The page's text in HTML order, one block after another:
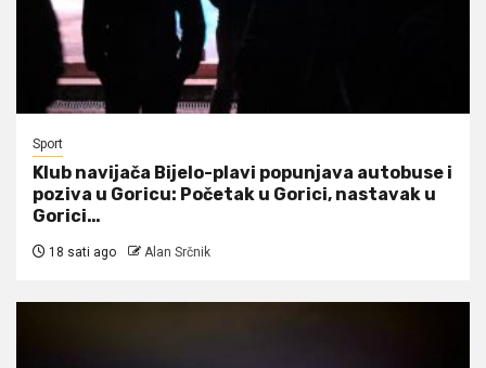
Sport
Klub navijača Bijelo-plavi popunjava autobuse i
poziva u Goricu: Početak u Gorici, nastavak u
Gorici…
18 sati ago Alan Srčnik